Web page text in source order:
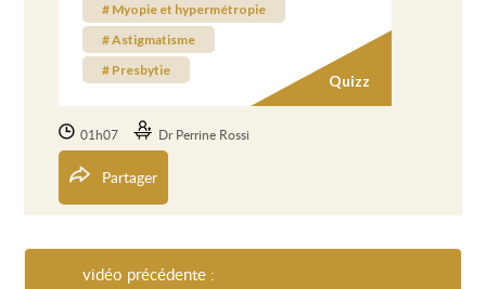
Quizz
# Myopie et hypermétropie
# Astigmatisme
# Presbytie
01h07 Dr Perrine Rossi
Partager
vidéo précédente :